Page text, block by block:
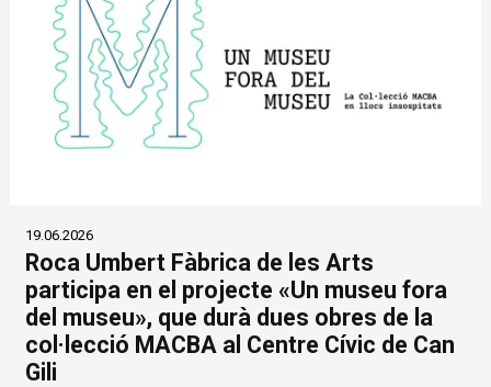
19.06.2026
Roca Umbert Fàbrica de les Arts
participa en el projecte «Un museu fora
del museu», que durà dues obres de la
col·lecció MACBA al Centre Cívic de Can
Gili